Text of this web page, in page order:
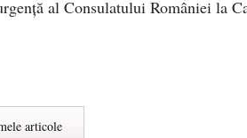
al Consulatului României la
articole